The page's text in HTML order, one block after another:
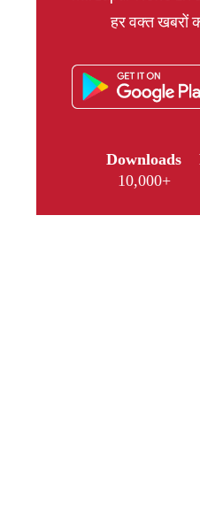
हर वक्त खबरों
Downloads
10,000+